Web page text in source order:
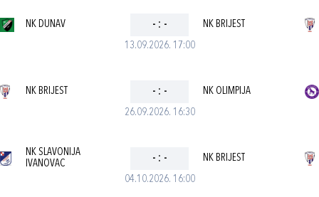
13.09.2026. 17:00
NK DUNAV - : - NK BRIJEST
26.09.2026. 16:30
NK BRIJEST - : - NK OLIMPIJA
04.10.2026. 16:00
NK SLAVONIJA
IVANOVAC
- : - NK BRIJEST